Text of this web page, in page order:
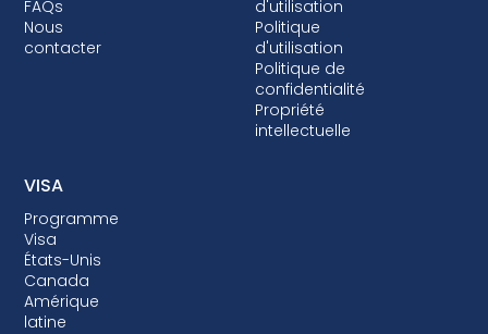
FAQs
Nous
contacter
d'utilisation
Politique
d'utilisation
Politique de
confidentialité
Propriété
intellectuelle
VISA
Programme
Visa
États-Unis
Canada
Amérique
latine